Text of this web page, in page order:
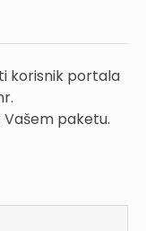
korisnik portala
paketu.